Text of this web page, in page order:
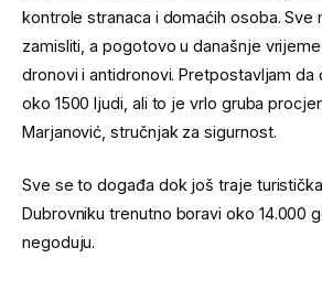
kontrole stranaca i domaćih osoba.
zamisliti, a pogotovo u današnje
dronovi i antidronovi. Pretpostavljam da
oko 1500 ljudi, ali to je vrlo gruba
Marjanović, stručnjak za sigurnost.
Sve se to događa dok još traje
Dubrovniku trenutno boravi oko 14.000
negoduju.